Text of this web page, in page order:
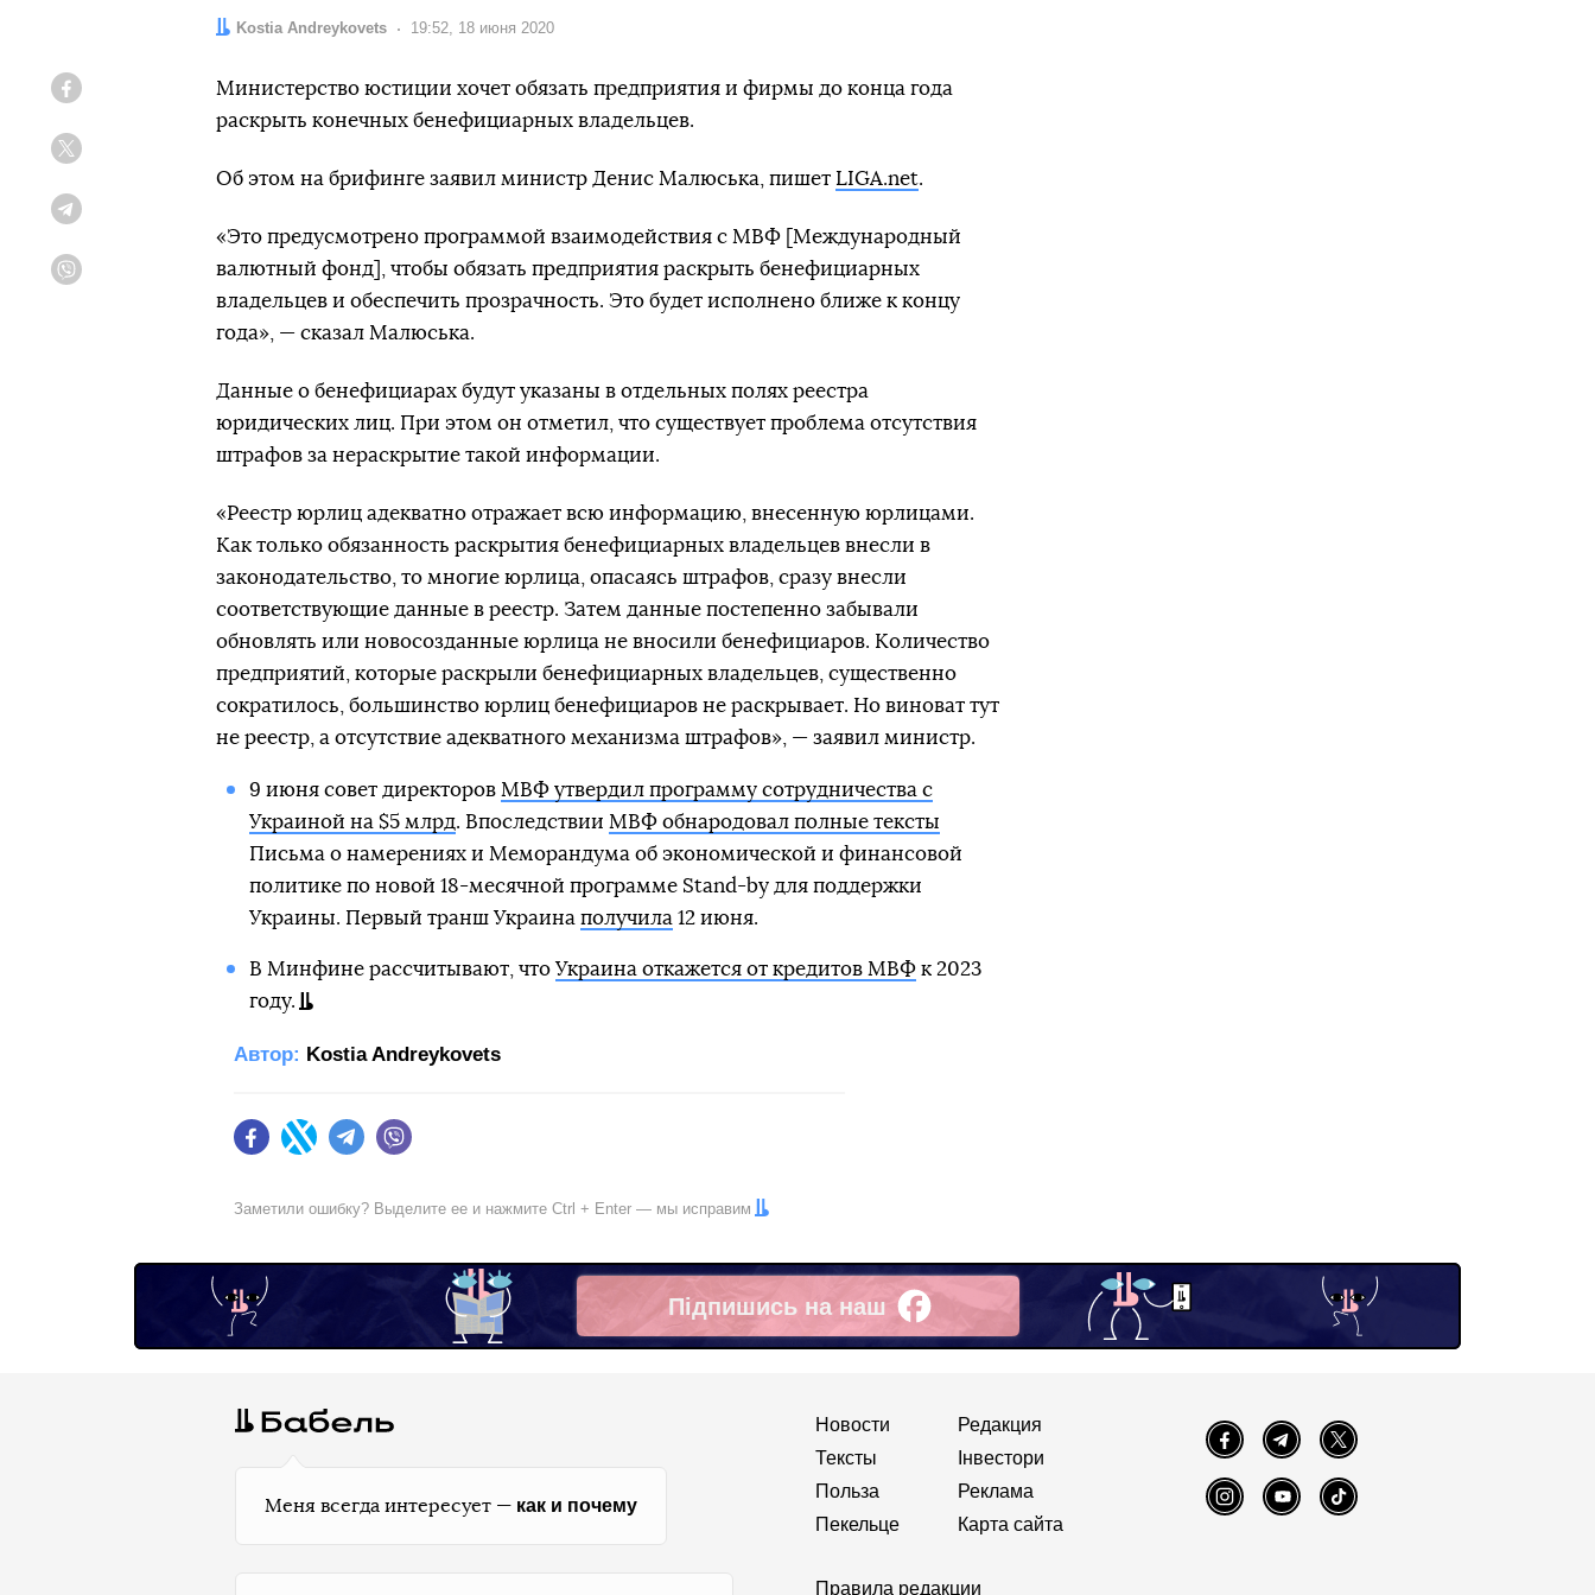
Автор:
Kostia Andreykovets Дата:
19:52, 18 июня 2020
Министерство юстиции хочет обязать предприятия и фирмы до конца года
раскрыть конечных бенефициарных владельцев.
Об этом на брифинге заявил министр Денис Малюська, пишет LIGA.net.
«Это предусмотрено программой взаимодействия с МВФ [Международный
валютный фонд], чтобы обязать предприятия раскрыть бенефициарных
владельцев и обеспечить прозрачность. Это будет исполнено ближе к концу
года», — сказал Малюська.
Данные о бенефициарах будут указаны в отдельных полях реестра
юридических лиц. При этом он отметил, что существует проблема отсутствия
штрафов за нераскрытие такой информации.
«Реестр юрлиц адекватно отражает всю информацию, внесенную юрлицами.
Как только обязанность раскрытия бенефициарных владельцев внесли в
законодательство, то многие юрлица, опасаясь штрафов, сразу внесли
соответствующие данные в реестр. Затем данные постепенно забывали
обновлять или новосозданные юрлица не вносили бенефициаров. Количество
предприятий, которые раскрыли бенефициарных владельцев, существенно
сократилось, большинство юрлиц бенефициаров не раскрывает. Но виноват тут
не реестр, а отсутствие адекватного механизма штрафов», — заявил министр.
9 июня совет директоров МВФ утвердил программу сотрудничества с
Украиной на $5 млрд. Впоследствии МВФ обнародовал полные тексты
Письма о намерениях и Меморандума об экономической и финансовой
политике по новой 18-месячной программе Stand-by для поддержки
Украины. Первый транш Украина получила 12 июня.
В Минфине рассчитывают, что Украина откажется от кредитов МВФк 2023
году.
Автор: Kostia Andreykovets
FacebookTwitter Telegram
Заметили ошибку? Выделите ее и нажмите Ctrl + Enter — мы исправим
Підпишись на наш
Facebook
Меня всегда интересует — как и почему
Новости
Тексты
Польза
Пекельце
Редакция
Інвестори
Реклама
Карта сайта
FacebookTelegram Twitter
InstagramYouTube TikTok
Правила редакции